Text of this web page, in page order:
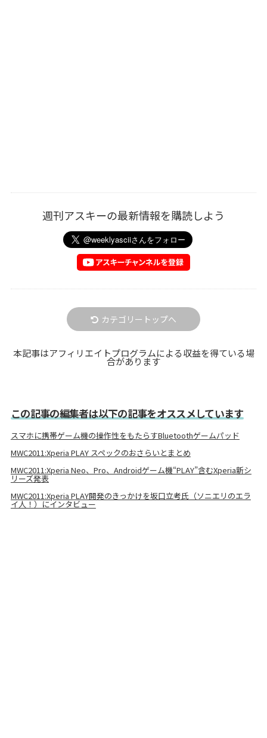
週刊アスキーの最新情報を購読しよう
カテゴリートップへ
本記事はアフィリエイトプログラムによる収益を得ている場
合があります
この記事の編集者は以下の記事をオススメしています
スマホに携帯ゲーム機の操作性をもたらすBluetoothゲームパッド
MWC2011:Xperia PLAY スペックのおさらいとまとめ
MWC2011:Xperia Neo、Pro、Androidゲーム機“PLAY”含むXperia新シ
リーズ発表
MWC2011:Xperia PLAY開発のきっかけを坂口立考氏（ソニエリのエラ
イ人！）にインタビュー